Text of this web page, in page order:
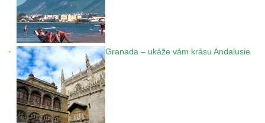
Granada – ukáže vám krásu Andalusie